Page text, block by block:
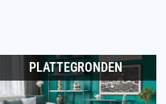
PLATTEGRONDEN